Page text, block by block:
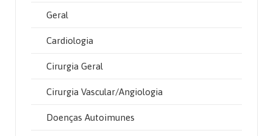
Geral
Cardiologia
Cirurgia Geral
Cirurgia Vascular/Angiologia
Doenças Autoimunes